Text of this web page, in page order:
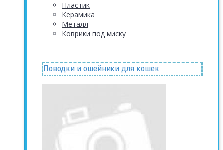
Пластик
Керамика
Металл
Коврики под миску
Поводки и ошейники для кошек